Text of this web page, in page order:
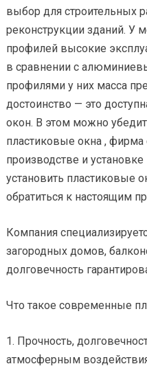
выбор для строительных
реконструкции зданий. У
профилей высокие
в сравнении с
профилями у них масса
достоинство — это
окон. В этом можно
пластиковые окна , фирма
производстве и
установить пластиковые
обратиться к настоящим
Компания
загородных домов,
долговечность
Что такое современные
1. Прочность,
атмосферным